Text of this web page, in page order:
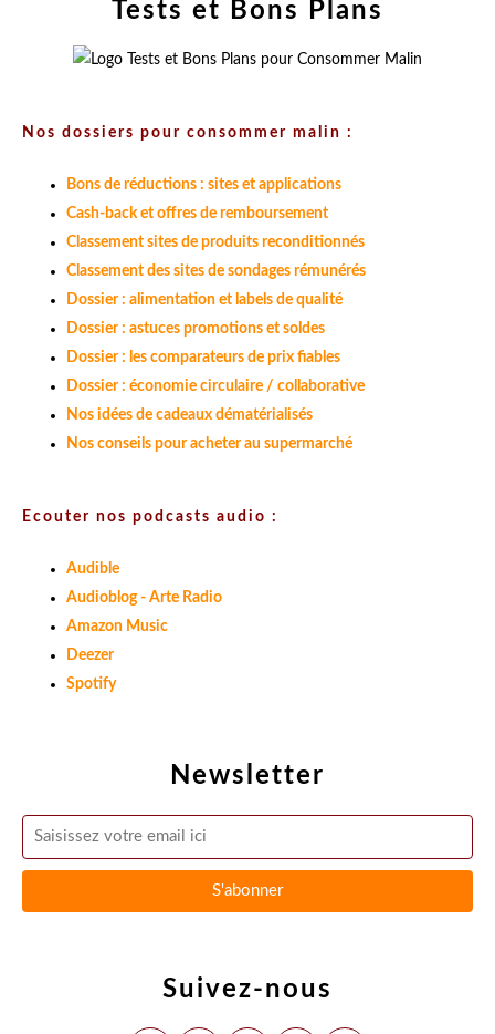
Newsletter
Suivez-nous
Tests et Bons Plans
Nos dossiers pour consommer malin :
Bons de réductions : sites et applications
Cash-back et offres de remboursement
Classement sites de produits reconditionnés
Classement des sites de sondages rémunérés
Dossier : alimentation et labels de qualité
Dossier : astuces promotions et soldes
Dossier : les comparateurs de prix fiables
Dossier : économie circulaire / collaborative
Nos idées de cadeaux dématérialisés
Nos conseils pour acheter au supermarché
Ecouter nos podcasts audio :
Audible
Audioblog - Arte Radio
Amazon Music
Deezer
Spotify